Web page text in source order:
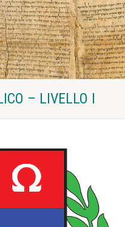
– LIVELLO I